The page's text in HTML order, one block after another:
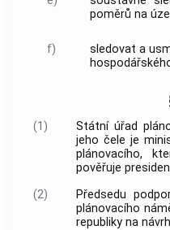
poměrů na
f)
sledovat a
(1)
Státní úřad
jeho čele je
plánovacího,
pověřuje
(2)
Předsedu
plánovacího
republiky na